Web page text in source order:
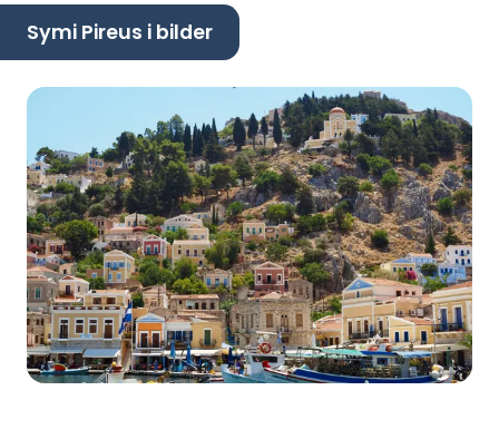
Symi Pireus i bilder